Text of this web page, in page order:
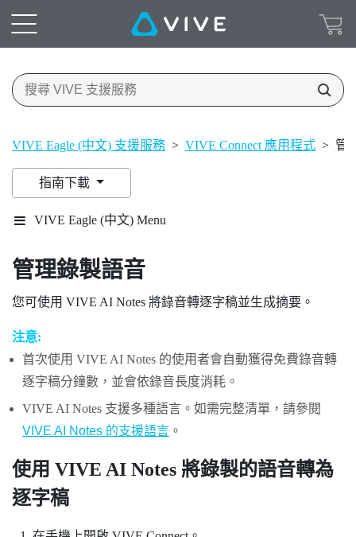
VIVE Eagle (中文) 支援服務 > VIVE Connect 應用程式 > 管
指南下載
VIVE Eagle (中文) Menu
管理錄製語音
您可使用 VIVE AI Notes 將錄音轉逐字稿並生成摘要。
注意:
首次使用 VIVE AI Notes的使用者會自動獲得免費錄音轉
逐字稿分鐘數，並會依錄音長度消耗。
VIVE AI Notes支援多種語言。如需完整清單，請參閱
VIVE AI Notes 的支援語言。
使用 VIVE AI Notes 將錄製的語音轉為
逐字稿